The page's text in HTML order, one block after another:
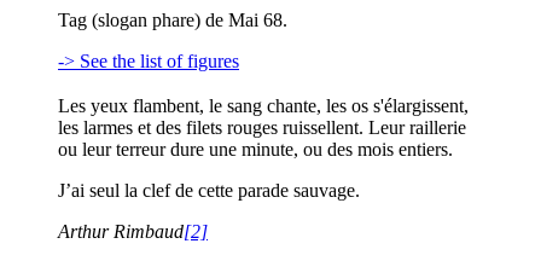
Tag (slogan phare) de Mai 68.
-> See the list of figures
Les yeux flambent, le sang chante, les os s'élargissent,
les larmes et des filets rouges ruissellent. Leur raillerie
ou leur terreur dure une minute, ou des mois entiers.
J’ai seul la clef de cette parade sauvage.
Arthur Rimbaud[2]